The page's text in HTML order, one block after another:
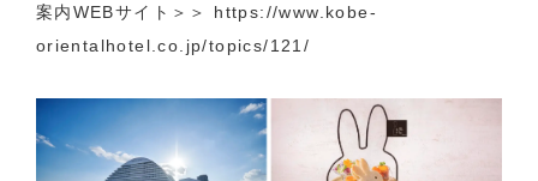
案内WEBサイト＞＞ https://www.kobe-
orientalhotel.co.jp/topics/121/